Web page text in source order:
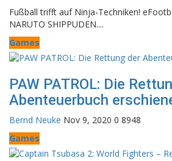
Fußball trifft auf Ninja-Techniken!
NARUTO SHIPPUDEN....
Games
PAW PATROL: Die
Abenteuerbuch
Bernd Neuke Nov 9, 2020 0 8948
Games